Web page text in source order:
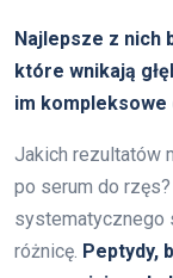
Najlepsze z nich
które wnikają
im kompleksowe
Jakich rezultatów
po serum do
systematycznego
różnicę. Peptydy,